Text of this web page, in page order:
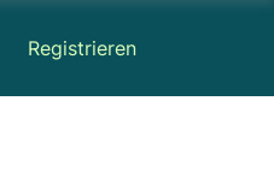
Registrieren